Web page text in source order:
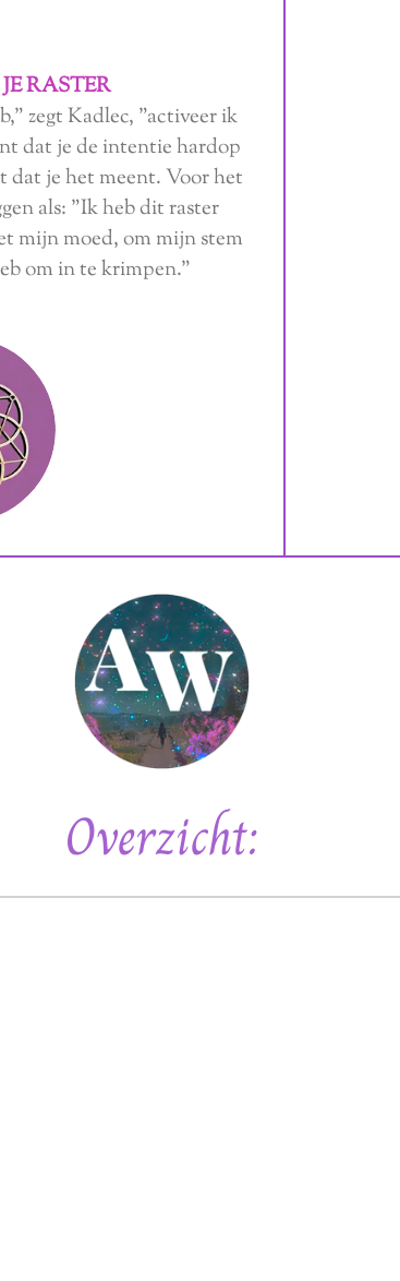
RASTER
zegt Kadlec, "activeer ik
dat je de intentie hardop
dat je het meent. Voor het
als: "Ik heb dit raster
mijn moed, om mijn stem
om in te krimpen."
Overzicht: